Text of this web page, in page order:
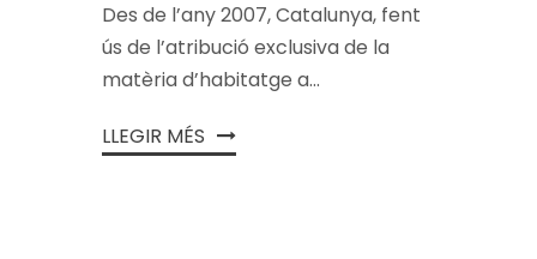
Des de l’any 2007, Catalunya, fent
ús de l’atribució exclusiva de la
matèria d’habitatge a...
LLEGIR MÉS